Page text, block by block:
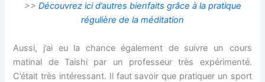
>> Découvrez ici d’autres bienfaits grâce à la pratique
régulière de la méditation
Aussi, j’ai eu la chance également de suivre un cours
matinal de Taishi par un professeur très expérimenté.
C’était très intéressant. Il faut savoir que pratiquer un sport